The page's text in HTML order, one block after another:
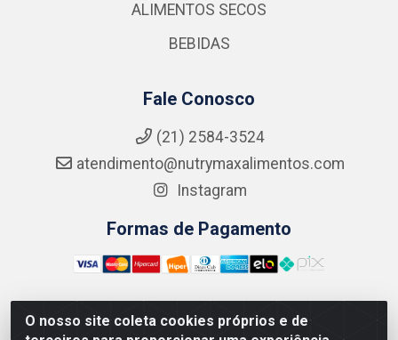
O nosso site coleta cookies próprios e de
ALIMENTOS SECOS
BEBIDAS
Fale Conosco
(21) 2584-3524
atendimento@nutrymaxalimentos.com
Instagram
Formas de Pagamento
NUTRY MAX COMÉRCIO DE PRODUTOS ALIMENTICIOS